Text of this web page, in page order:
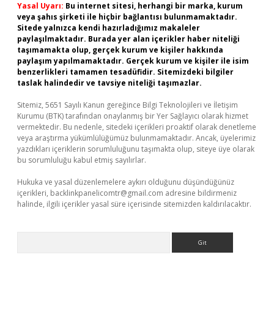
Yasal Uyarı: Bu internet sitesi, herhangi bir marka, kurum
veya şahıs şirketi ile hiçbir bağlantısı bulunmamaktadır.
Sitede yalnızca kendi hazırladığımız makaleler
paylaşılmaktadır. Burada yer alan içerikler haber niteliği
taşımamakta olup, gerçek kurum ve kişiler hakkında
paylaşım yapılmamaktadır. Gerçek kurum ve kişiler ile isim
benzerlikleri tamamen tesadüfidir. Sitemizdeki bilgiler
taslak halindedir ve tavsiye niteliği taşımazlar.
Sitemiz, 5651 Sayılı Kanun gereğince Bilgi Teknolojileri ve İletişim
Kurumu (BTK) tarafından onaylanmış bir Yer Sağlayıcı olarak hizmet
vermektedir. Bu nedenle, sitedeki içerikleri proaktif olarak denetleme
veya araştırma yükümlülüğümüz bulunmamaktadır. Ancak, üyelerimiz
yazdıkları içeriklerin sorumluluğunu taşımakta olup, siteye üye olarak
bu sorumluluğu kabul etmiş sayılırlar.
Hukuka ve yasal düzenlemelere aykırı olduğunu düşündüğünüz
içerikleri, backlinkpanelicomtr@gmail.com adresine bildirmeniz
halinde, ilgili içerikler yasal süre içerisinde sitemizden kaldırılacaktır.